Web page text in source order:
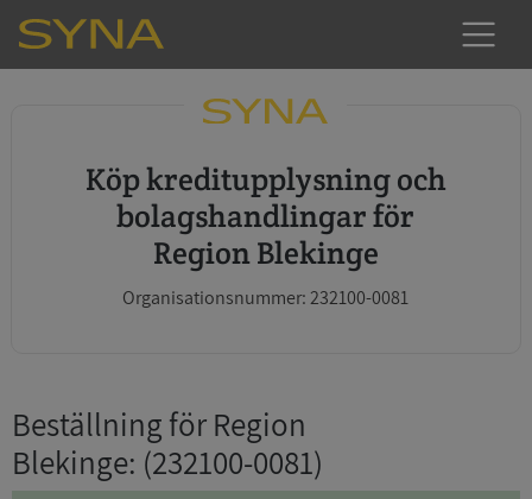
Köp kreditupplysning och
bolagshandlingar för
Region Blekinge
Organisationsnummer: 232100-0081
Beställning för Region
Blekinge: (232100-0081)